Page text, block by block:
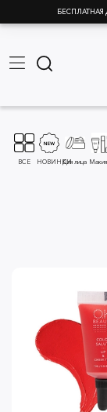
БЕСПЛАТНАЯ
ВСЕ НОВИНКИДля лица